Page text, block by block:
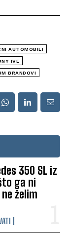
350 SL iz
ga ni
želim
AUTOMOBILI
IVE
BRANDOVI